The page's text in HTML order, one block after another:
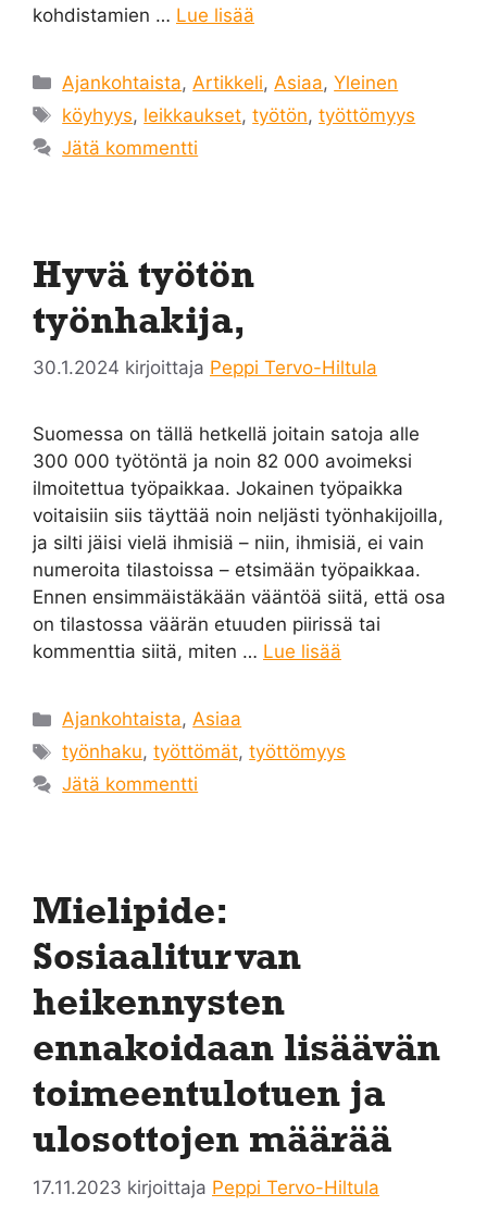
kohdistamien … Lue lisää
Kategoriat
Ajankohtaista, Artikkeli, Asiaa,Yleinen
Avainsanat
köyhyys, leikkaukset,työtön,työttömyys
Jätä kommentti
Hyvä työtön
työnhakija,
30.1.2024 kirjoittaja Peppi Tervo-Hiltula
Suomessa on tällä hetkellä joitain satoja alle
300 000 työtöntä ja noin 82 000 avoimeksi
ilmoitettua työpaikkaa. Jokainen työpaikka
voitaisiin siis täyttää noin neljästi työnhakijoilla,
ja silti jäisi vielä ihmisiä – niin, ihmisiä, ei vain
numeroita tilastoissa – etsimään työpaikkaa.
Ennen ensimmäistäkään vääntöä siitä, että osa
on tilastossa väärän etuuden piirissä tai
kommenttia siitä, miten … Lue lisää
Kategoriat
Ajankohtaista,Asiaa
Avainsanat
työnhaku,työttömät,työttömyys
Jätä kommentti
Mielipide:
Sosiaaliturvan
heikennysten
ennakoidaan lisäävän
toimeentulotuen ja
ulosottojen määrää
17.11.2023 kirjoittaja Peppi Tervo-Hiltula